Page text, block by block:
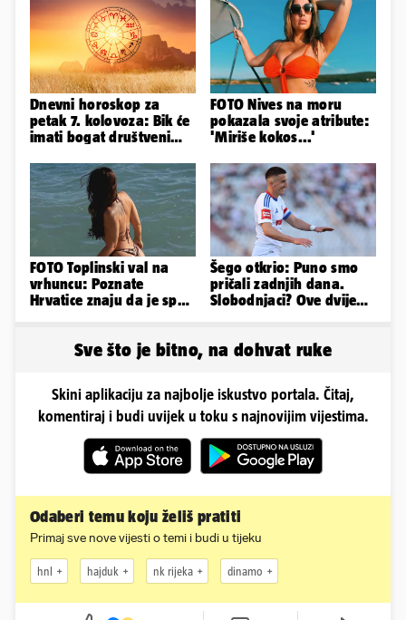
Dnevni horoskop za
petak 7. kolovoza: Bik će
imati bogat društveni
FOTO Nives na moru
pokazala svoje atribute:
'Miriše kokos...'
FOTO Toplinski val na
vrhuncu: Poznate
Hrvatice znaju da je spas
Šego otkrio: Puno smo
pričali zadnjih dana.
Slobodnjaci? Ove dvije
Sve što je bitno, na dohvat ruke
Skini aplikaciju za najbolje iskustvo portala. Čitaj,
komentiraj i budi uvijek u toku s najnovijim vijestima.
Odaberi temu koju želiš pratiti
Primaj sve nove vijesti o temi i budi u tijeku
hnl hajduk nk rijeka dinamo